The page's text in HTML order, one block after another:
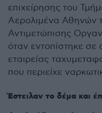
επιχείρησης του
Αερολιμένα Αθηνών
Αντιμετώπισης
όταν εντοπίστηκε
εταιρείας
που περιείχε
Έστειλαν το δέμα και